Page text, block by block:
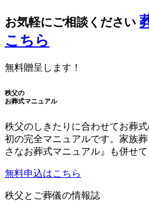
お気軽にご相談ください
こちら
無料贈呈します！
秩父の
お葬式マニュアル
秩父のしきたりに合わせてお葬
初の完全マニュアルです。家族
さなお葬式マニュアル』も併せて
無料申込はこちら
秩父とご葬儀の情報誌